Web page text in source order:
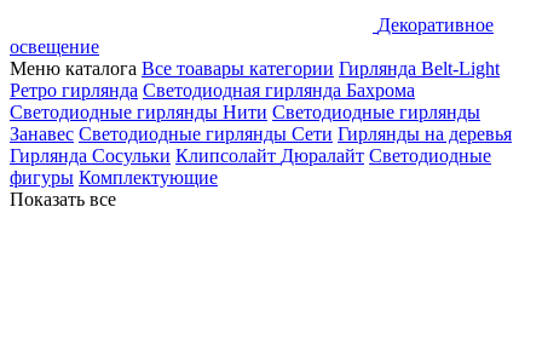
Декоративное
освещение
Меню каталога Все тоавары категории Гирлянда Belt-Light
Ретро гирлянда Светодиодная гирлянда Бахрома
Светодиодные гирлянды Нити Светодиодные гирлянды
Занавес Светодиодные гирлянды Сети Гирлянды на деревья
Гирлянда Сосульки Клипсолайт Дюралайт Светодиодные
фигуры Комплектующие
Показать все